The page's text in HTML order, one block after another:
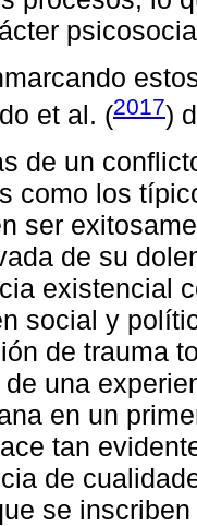
et al. (2017)
de un
como los
ser
de su
existencial
social y
de trauma
una
en un
tan
de
se